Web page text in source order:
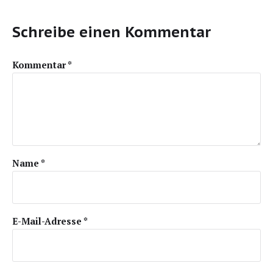
Schreibe einen Kommentar
Kommentar*
Name *
E-Mail-Adresse *